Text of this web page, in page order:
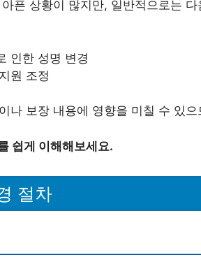
픈 상황이 많지만, 일반적으로는
인한 성명 변경
원 조정
나 보장 내용에 영향을 미칠 수 있
쉽게 이해해보세요.
절차